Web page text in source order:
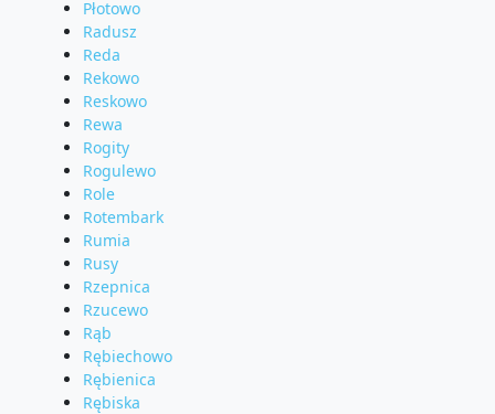
Płotowo
Radusz
Reda
Rekowo
Reskowo
Rewa
Rogity
Rogulewo
Role
Rotembark
Rumia
Rusy
Rzepnica
Rzucewo
Rąb
Rębiechowo
Rębienica
Rębiska